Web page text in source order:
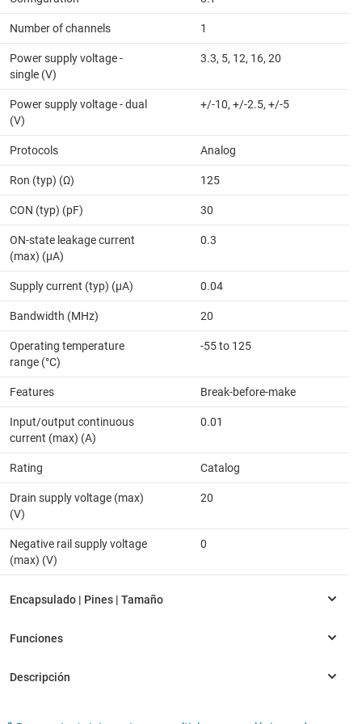
Number of channels 1
Power supply voltage -
single (V)
3.3, 5, 12, 16, 20
Power supply voltage - dual
(V)
+/-10, +/-2.5, +/-5
Protocols Analog
Ron (typ) (Ω) 125
CON (typ) (pF) 30
ON-state leakage current
(max) (µA)
0.3
Supply current (typ) (µA) 0.04
Bandwidth (MHz) 20
Operating temperature
range (°C)
-55 to 125
Features Break-before-make
Input/output continuous
current (max) (A)
0.01
Rating Catalog
Drain supply voltage (max)
(V)
20
Negative rail supply voltage
(max) (V)
0